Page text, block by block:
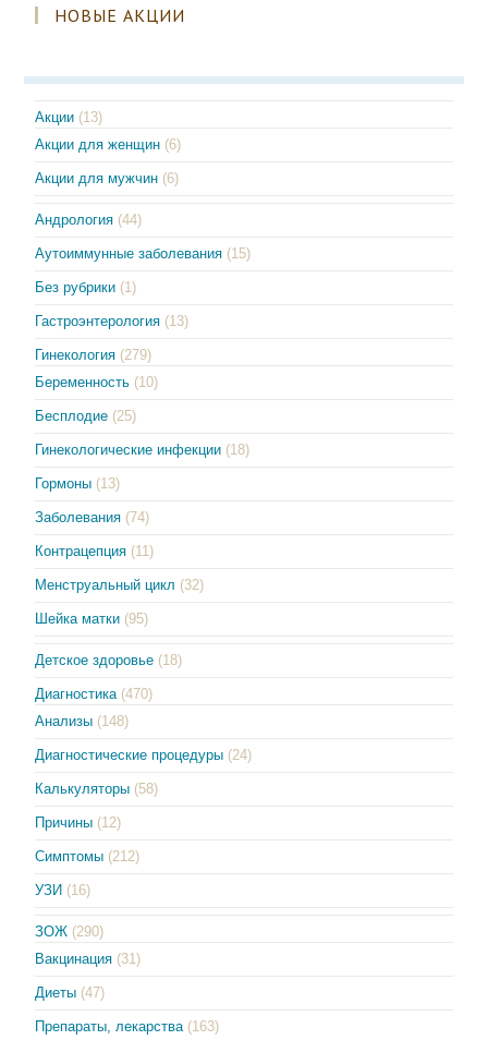
НОВЫЕ АКЦИИ
Акции (13)
Акции для женщин (6)
Акции для мужчин (6)
Андрология (44)
Аутоиммунные заболевания (15)
Без рубрики (1)
Гастроэнтерология (13)
Гинекология (279)
Беременность (10)
Бесплодие (25)
Гинекологические инфекции (18)
Гормоны (13)
Заболевания (74)
Контрацепция (11)
Менструальный цикл (32)
Шейка матки (95)
Детское здоровье (18)
Диагностика (470)
Анализы (148)
Диагностические процедуры (24)
Калькуляторы (58)
Причины (12)
Симптомы (212)
УЗИ (16)
ЗОЖ (290)
Вакцинация (31)
Диеты (47)
Препараты, лекарства (163)